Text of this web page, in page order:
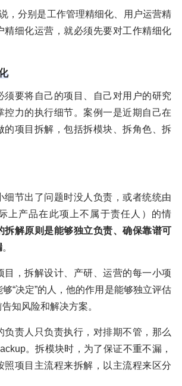
，分别是工作管理精细化、用户运营精
精细化运营，就必须先要对工作精细化
须要将自己的项目、自己对用户的研究
控力的执行细节。案例一是近期自己在
的项目拆解，包括拆模块、拆角色、拆
细节出了问题时没人负责，或者统统由
上产品在此项上不属于责任人）的情
拆解原则是能够独立负责、确保靠谱可
。
目，拆解设计、产研、运营的每一小项
“决定”的人，他的作用是能够独立评估
知风险和解决方案。
负责人只负责执行，对排期不管，那么
。拆模块时，为了保证不重不漏，
照项目主流程来拆解，以主流程来区分